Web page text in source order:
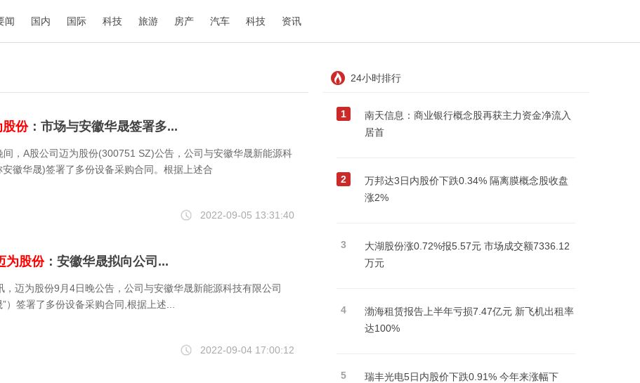
闻 国内 国际 科技 旅游 房产 汽车 科技 资讯
股份：市场与安徽华晟签署多...
间，A股公司迈为股份(300751 SZ)公告，公司与安徽华晟新能源科
徽华晟)签署了多份设备采购合同。根据上述合
2022-09-05 13:31:40
为股份：安徽华晟拟向公司...
，迈为股份9月4日晚公告，公司与安徽华晟新能源科技有限公司
”）签署了多份设备采购合同,根据上述...
2022-09-04 17:00:12
24小时排行
1
南天信息：商业银行概念股再获主力资金净流入
居首
2
万邦达3日内股价下跌0.34% 隔离膜概念股收盘
涨2%
3
大湖股份涨0.72%报5.57元 市场成交额7336.12
万元
4
渤海租赁报告上半年亏损7.47亿元 新飞机出租率
达100%
5
瑞丰光电5日内股价下跌0.91% 今年来涨幅下